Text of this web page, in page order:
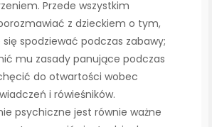
Przede wszystkim
z dzieckiem o tym,
spodziewać podczas zabawy;
mu zasady panujące podczas
do otwartości wobec
i rówieśników.
psychiczne jest równie ważne